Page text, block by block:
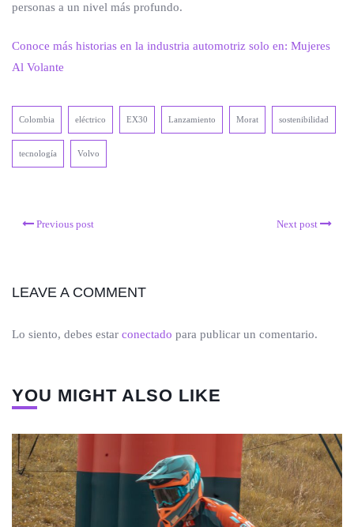
personas a un nivel más profundo.
Conoce más historias en la industria automotriz solo en: Mujeres
Al Volante
Colombia eléctrico EX30 Lanzamiento Morat sostenibilidad
tecnología Volvo
Previous post Next post
LEAVE A COMMENT
Lo siento, debes estar conectado para publicar un comentario.
YOU MIGHT ALSO LIKE